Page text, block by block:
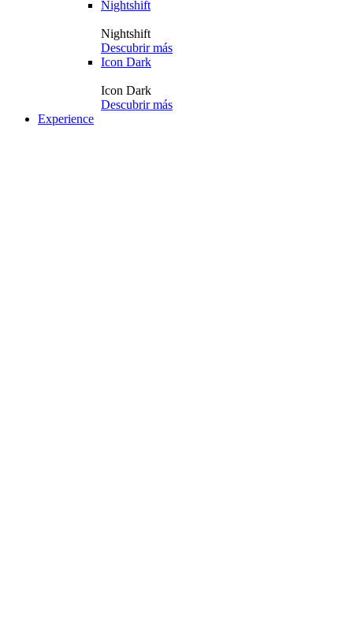
Nightshift
Nightshift
Descubrir más
Icon Dark
Icon Dark
Descubrir más
Experience